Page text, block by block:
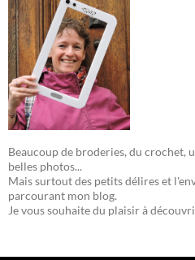
Beaucoup de broderies, du crochet,
belles photos...
Mais surtout des petits délires et
parcourant mon blog.
Je vous souhaite du plaisir à